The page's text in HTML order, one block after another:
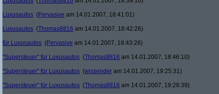
Luxusautos (Pervasive am 14.01.2007, 18:41:01)
Luxusautos (Thomas8816 am 14.01.2007, 18:42:26)
für Luxusautos (Pervasive am 14.01.2007, 18:43:26)
"Supersteuer" für Luxusautos (Thomas8816 am 14.01.2007, 18:46:10)
"Supersteuer" für Luxusautos (wissender am 14.01.2007, 19:25:31)
"Supersteuer" für Luxusautos (Thomas8816 am 14.01.2007, 19:28:39)